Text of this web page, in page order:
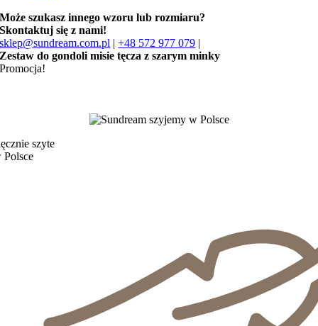
Może szukasz innego wzoru lub rozmiaru?
Skontaktuj się z nami!
sklep@sundream.com.pl |+48 572 977 079 |
Zestaw do gondoli misie tęcza z szarym minky
Promocja!
szyte
Polsce